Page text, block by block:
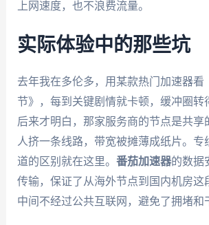
上网速度，也不浪费流量。
实际体验中的那些坑
去年我在多伦多，用某款热门加速器看
节》，每到关键剧情就卡顿，缓冲圈转
后来才明白，那家服务商的节点是共享
人挤一条线路，带宽被摊薄成纸片。专
道的区别就在这里。 番茄加速器的数据
传输，保证了从海外节点到国内机房这
中间不经过公共互联网，避免了拥堵和